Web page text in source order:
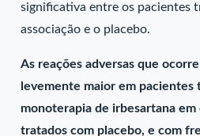
significativa entre os pacientes
associação e o placebo.
As reações adversas que
levemente maior em pacientes
monoterapia de irbesartana em
tratados com placebo, e com